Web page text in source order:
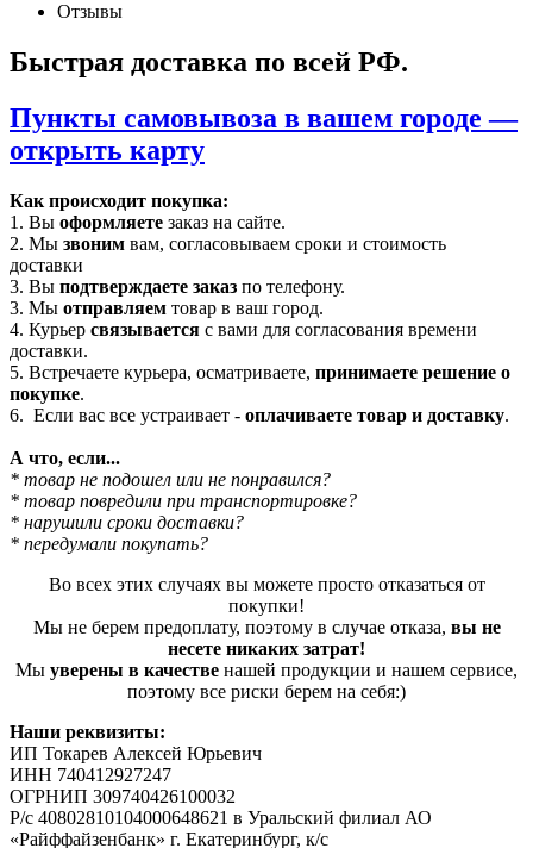
Отзывы
Быстрая доставка по всей РФ.
Пункты самовывоза в вашем городе —
открыть карту
Как происходит покупка:
1. Вы оформляете заказ на сайте.
2. Мы звоним вам, согласовываем сроки и стоимость
доставки
3. Вы подтверждаете заказ по телефону.
3. Мы отправляем товар в ваш город.
4. Курьер связывается с вами для согласования времени
доставки.
5. Встречаете курьера, осматриваете, принимаете решение о
покупке.
6. Если вас все устраивает - оплачиваете товар и доставку.
А что, если...
* товар не подошел или не понравился?
* товар повредили при транспортировке?
* нарушили сроки доставки?
* передумали покупать?
Во всех этих случаях вы можете просто отказаться от
покупки!
Мы не берем предоплату, поэтому в случае отказа, вы не
несете никаких затрат!
Мы уверены в качестве нашей продукции и нашем сервисе,
поэтому все риски берем на себя:)
Наши реквизиты:
ИП Токарев Алексей Юрьевич
ИНН 740412927247
ОГРНИП 309740426100032
Р/с 40802810104000648621 в Уральский филиал АО
«Райффайзенбанк» г. Екатеринбург, к/с